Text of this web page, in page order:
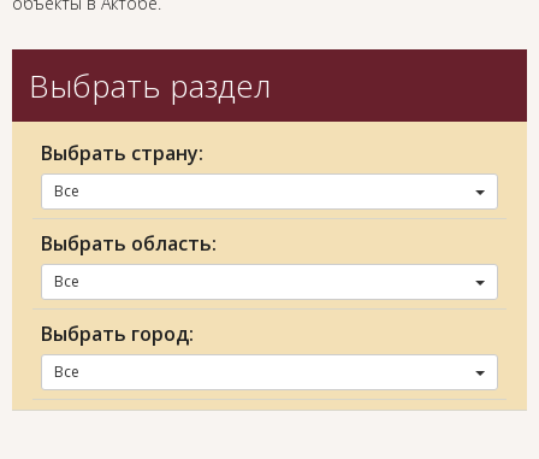
Выбрать раздел
Выбрать страну:
Все
Выбрать область:
Все
Выбрать город:
Все